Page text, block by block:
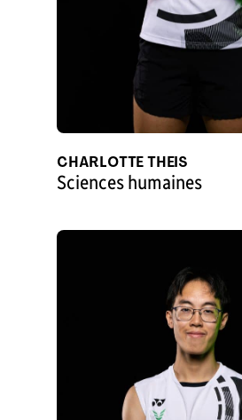
CHARLOTTE THEIS
Sciences humaines